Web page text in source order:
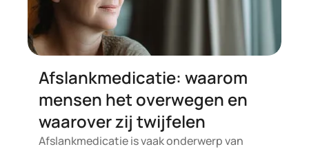
Afslankmedicatie: waarom
mensen het overwegen en
waarover zij twijfelen
Afslankmedicatie is vaak onderwerp van